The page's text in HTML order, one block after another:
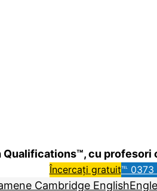
cu profesori
Încercați gratuit℡ 0373
Cambridge English